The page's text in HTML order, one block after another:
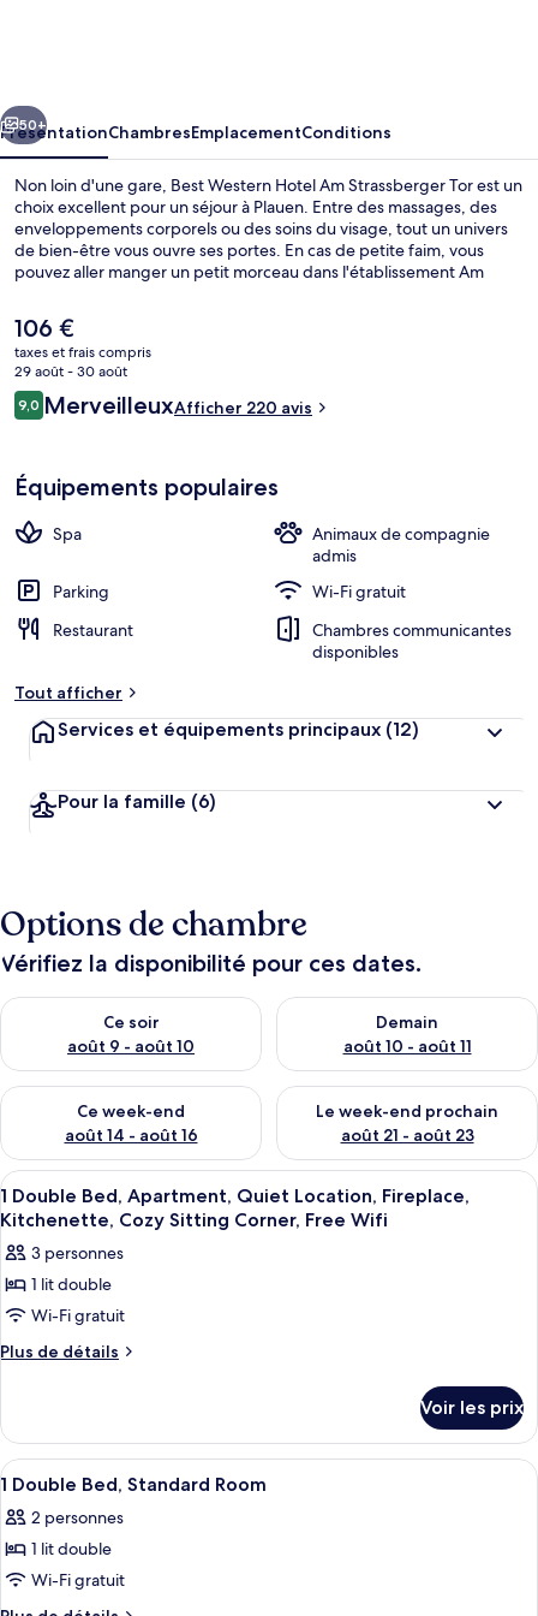
Strassberger
Tor
Suivant
50+
PrésentationChambresEmplacementConditions
Non loin d'une gare, Best Western Hotel Am Strassberger Tor est un
choix excellent pour un séjour à Plauen. Entre des massages, des
enveloppements corporels ou des soins du visage, tout un univers
de bien-être vous ouvre ses portes. En cas de petite faim, vous
pouvez aller manger un petit morceau dans l'établissement Am
déguster des spécialités Cuisine méditerranéenne. Parmi les autres
petits avantages de cet hébergement figurent un bar / salon, un
sauna, et un snack-bar/une épicerie fine. L'hébergement se situe à
une courte distance à pied des transports publics. Arrêt de tram
Mitte se trouve à 14 min à peine.
Le
prix
actuel
est
de
106 €
taxes et frais compris
29 août - 30 août
Avis
voyageurs
9,09,0 sur 10
MerveilleuxAfficher 220 avis
Équipements populaires
Spa
Animaux de compagnie
admis
Parking
Wi-Fi gratuit
Restaurant
Chambres communicantes
disponibles
Tout afficher
Services et équipements principaux (12)
Pour la famille (6)
Options de chambre
Vérifiez la disponibilité pour ces dates.
Ce soir
août 9 - août 10
Vérifier la disponibilité pour ce soir août 9 - août 10
Demain
août 10 - août 11
Vérifier la disponibilité pour
Ce week-end
août 14 - août 16
Vérifier la disponibilité pour ce week-end août 14 - août 16
Le week-end prochain
août 21 - août 23
Vérifier la disponibilité pour
Afficher
toutes
les
photos
pour
ce
type
1
Double
Bed,
Apartment,
Quiet
Location,
Fireplace,
Literie hypoallergénique, bureau,
3
1 Double Bed, Apartment, Quiet Location, Fireplace,
Kitchenette, Cozy Sitting Corner, Free Wifi
3 personnes
1 lit double
Wi-Fi gratuit
Plus de détails
Plus
le
type
de
Double
Apartment,
Quiet
Voir les prix
Afficher
toutes
les
photos
pour
ce
Une chambre d’hôtel équipée d’un
4
1 Double Bed, Standard Room
2 personnes
1 lit double
Wi-Fi gratuit